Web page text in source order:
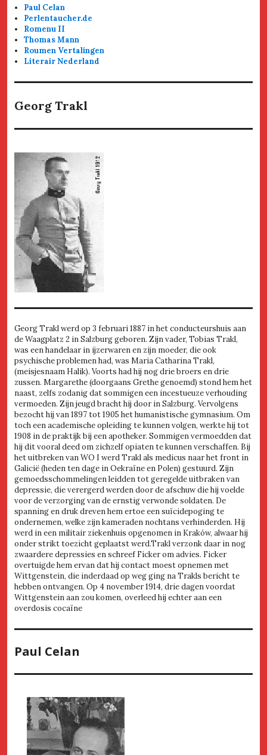
Paul Celan
Perlentaucher.de
Romenu II
Thomas Mann
Roumen Vertalingen
Literair Nederland
Georg Trakl
Georg Trakl werd op 3 februari 1887 in het conducteurshuis aan
de Waagplatz 2 in Salzburg geboren. Zijn vader, Tobias Trakl,
was een handelaar in ijzerwaren en zijn moeder, die ook
psychische problemen had, was Maria Catharina Trakl,
(meisjesnaam Halik). Voorts had hij nog drie broers en drie
zussen. Margarethe (doorgaans Grethe genoemd) stond hem het
naast, zelfs zodanig dat sommigen een incestueuze verhouding
vermoeden. Zijn jeugd bracht hij door in Salzburg. Vervolgens
bezocht hij van 1897 tot 1905 het humanistische gymnasium. Om
toch een academische opleiding te kunnen volgen, werkte hij tot
1908 in de praktijk bij een apotheker. Sommigen vermoedden dat
hij dit vooral deed om zichzelf opiaten te kunnen verschaffen. Bij
het uitbreken van WO I werd Trakl als medicus naar het front in
Galicië (heden ten dage in Oekraïne en Polen) gestuurd. Zijn
gemoedsschommelingen leidden tot geregelde uitbraken van
depressie, die verergerd werden door de afschuw die hij voelde
voor de verzorging van de ernstig verwonde soldaten. De
spanning en druk dreven hem ertoe een suïcidepoging te
ondernemen, welke zijn kameraden nochtans verhinderden. Hij
werd in een militair ziekenhuis opgenomen in Kraków, alwaar hij
onder strikt toezicht geplaatst werd.Trakl verzonk daar in nog
zwaardere depressies en schreef Ficker om advies. Ficker
overtuigde hem ervan dat hij contact moest opnemen met
Wittgenstein, die inderdaad op weg ging na Trakls bericht te
hebben ontvangen. Op 4 november 1914, drie dagen voordat
Wittgenstein aan zou komen, overleed hij echter aan een
overdosis cocaïne
Paul Celan